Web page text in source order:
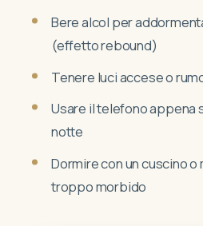
Bere alcol per
(effetto rebound)
Tenere luci accese o
Usare il telefono appena
notte
Dormire con un cuscino
troppo morbido